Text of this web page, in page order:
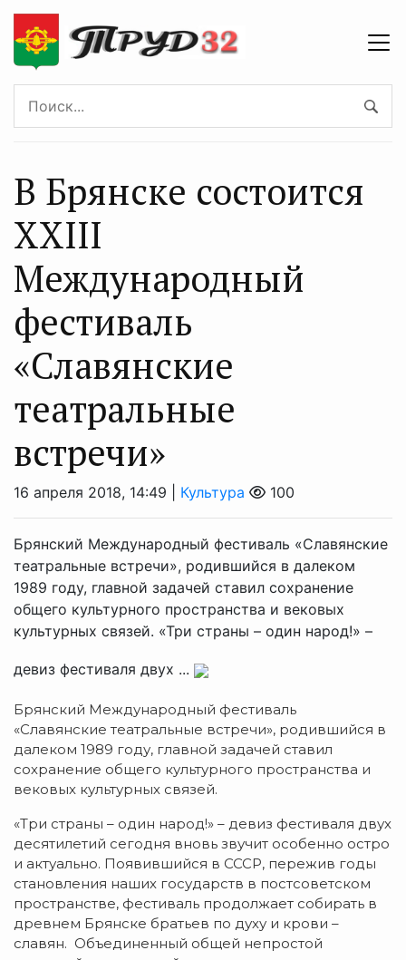
В Брянске состоится
XXIII
Международный
фестиваль
«Славянские
театральные
встречи»
16 апреля 2018, 14:49 | Культура 100
Брянский Международный фестиваль «Славянские
театральные встречи», родившийся в далеком
1989 году, главной задачей ставил сохранение
общего культурного пространства и вековых
культурных связей. «Три страны – один народ!» –
девиз фестиваля двух ...
Брянский Международный фестиваль
«Славянские театральные встречи», родившийся в
далеком 1989 году, главной задачей ставил
сохранение общего культурного пространства и
вековых культурных связей.
«Три страны – один народ!» – девиз фестиваля двух
десятилетий сегодня вновь звучит особенно остро
и актуально. Появившийся в СССР, пережив годы
становления наших государств в постсоветском
пространстве, фестиваль продолжает собирать в
древнем Брянске братьев по духу и крови –
славян. Объединенный общей непростой